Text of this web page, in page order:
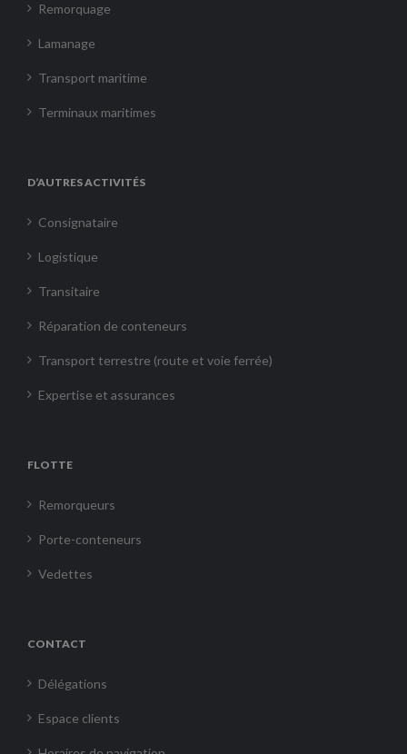
Remorquage
Lamanage
Transport maritime
Terminaux maritimes
D’AUTRES ACTIVITÉS
Consignataire
Logistique
Transitaire
Réparation de conteneurs
Transport terrestre (route et voie ferrée)
Expertise et assurances
FLOTTE
Remorqueurs
Porte-conteneurs
Vedettes
CONTACT
Délégations
Espace clients